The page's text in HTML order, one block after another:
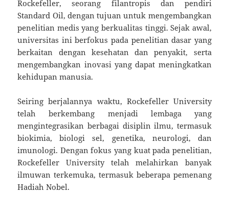
Rockefeller, seorang filantropis dan pendiri
Standard Oil, dengan tujuan untuk mengembangkan
penelitian medis yang berkualitas tinggi. Sejak awal,
universitas ini berfokus pada penelitian dasar yang
berkaitan dengan kesehatan dan penyakit, serta
mengembangkan inovasi yang dapat meningkatkan
kehidupan manusia.
Seiring berjalannya waktu, Rockefeller University
telah berkembang menjadi lembaga yang
mengintegrasikan berbagai disiplin ilmu, termasuk
biokimia, biologi sel, genetika, neurologi, dan
imunologi. Dengan fokus yang kuat pada penelitian,
Rockefeller University telah melahirkan banyak
ilmuwan terkemuka, termasuk beberapa pemenang
Hadiah Nobel.